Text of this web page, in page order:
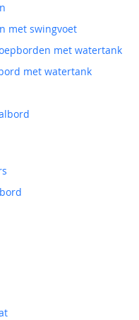
met swingvoet
met watertank
met watertank